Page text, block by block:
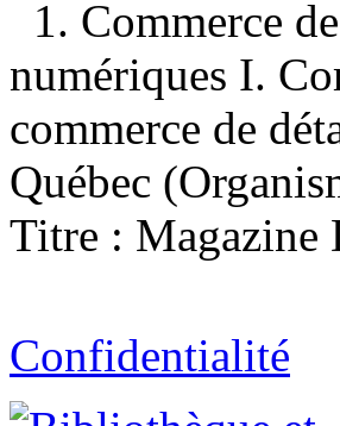
1. Commerce
numériques I.
commerce de
Québec
Titre : Magazine
Confidentialité